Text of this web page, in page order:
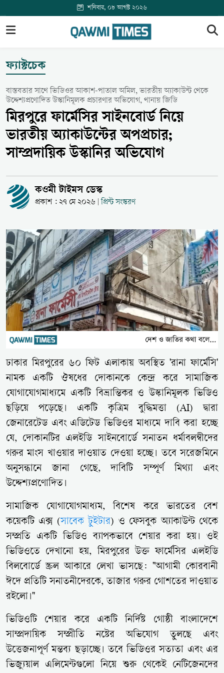
শনিবার, ০৮ আগস্ট ২০২৬
ফ্যাক্টচেক
বাস্তবতার সাথে ভিডিওর আকাশ-পাতাল অমিল, ভারতীয় অ্যাকাউন্ট থেকে
উদ্দেশ্যপ্রণোদিত উস্কানিমূলক প্রচারণার অভিযোগ, থানায় জিডি
মিরপুরে ফার্মেসির সাইনবোর্ড নিয়ে
ভারতীয় অ্যাকাউন্টের অপপ্রচার;
সাম্প্রদায়িক উস্কানির অভিযোগ
কওমী টাইমস ডেস্ক
প্রকাশ : ২৭ মে ২০২৬ প্রিন্ট সংস্করণ
ঢাকার মিরপুরের ৬০ ফিট এলাকায় অবস্থিত 'রানা ফার্মেসি'
নামক একটি ঔষধের দোকানকে কেন্দ্র করে সামাজিক
যোগাযোগমাধ্যমে একটি বিভ্রান্তিকর ও উস্কানিমূলক ভিডিও
ছড়িয়ে পড়েছে। একটি কৃত্রিম বুদ্ধিমত্তা (AI) দ্বারা
জেনারেটেড এবং এডিটেড ভিডিওর মাধ্যমে দাবি করা হচ্ছে
যে, দোকানটির এলইডি সাইনবোর্ডে সনাতন ধর্মাবলম্বীদের
গরুর মাংস খাওয়ার দাওয়াত দেওয়া হচ্ছে। তবে সরেজমিনে
অনুসন্ধানে জানা গেছে, দাবিটি সম্পূর্ণ মিথ্যা এবং
উদ্দেশ্যপ্রণোদিত।
সামাজিক যোগাযোগমাধ্যম, বিশেষ করে ভারতের বেশ
কয়েকটি এক্স (সাবেক টুইটার) ও ফেসবুক অ্যাকাউন্ট থেকে
সম্প্রতি একটি ভিডিও ব্যাপকভাবে শেয়ার করা হয়। ওই
ভিডিওতে দেখানো হয়, মিরপুরের উক্ত ফার্মেসির এলইডি
বিলবোর্ডে স্ক্রল আকারে লেখা ভাসছে: "আগামী কোরবানী
ঈদে প্রতিটি সনাতনীদেরকে, তাজার গরুর গোশতের দাওয়াত
রইলো।"
ভিডিওটি শেয়ার করে একটি নির্দিষ্ট গোষ্ঠী বাংলাদেশে
সাম্প্রদায়িক সম্প্রীতি নষ্টের অভিযোগ তুলছে এবং
উত্তেজনাপূর্ণ মন্তব্য ছড়াচ্ছে। তবে ভিডিওর সত্যতা এবং এর
ভিজ্যুয়াল এলিমেন্টগুলো নিয়ে শুরু থেকেই নেটিজেনদের